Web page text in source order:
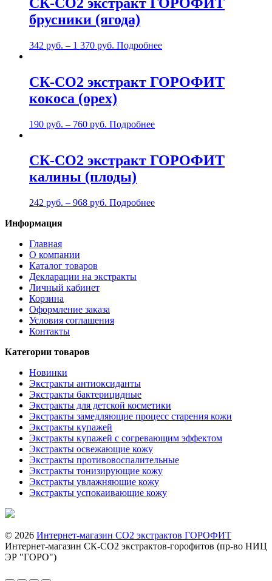
брусники (ягода)
342 руб. – 1 370 руб. Подробнее
СК-СО2 экстракт ГОРОФИТ
кокоса (орех)
190 руб. – 760 руб. Подробнее
СК-СО2 экстракт ГОРОФИТ
калины (плоды)
242 руб. – 968 руб. Подробнее
Информация
Главная
О компании
Каталог товаров
Декларации на экстракты
Личный кабинет
Корзина
Оформление заказа
Условия соглашения
Контакты
Категории товаров
Новинки
Экстракты антиоксиданты
Экстракты бактерицидные
Экстракты для детской косметики
Экстракты замедляющие процесс старения кожи
Экстракты купажей
Экстракты купажей с согревающим эффектом
Экстракты освежающие кожу
Экстракты противовоспалительные
Экстракты тонизирующие кожу
Экстракты увлажняющие кожу
Экстракты успокаивающие кожу
© 2026 Интернет-магазин CO2 экстрактов ГОРОФИТ
Интернет-магазин СК-CO2 экстрактов-горофитов (пр-во НИЦ
ЭР "ГОРО")